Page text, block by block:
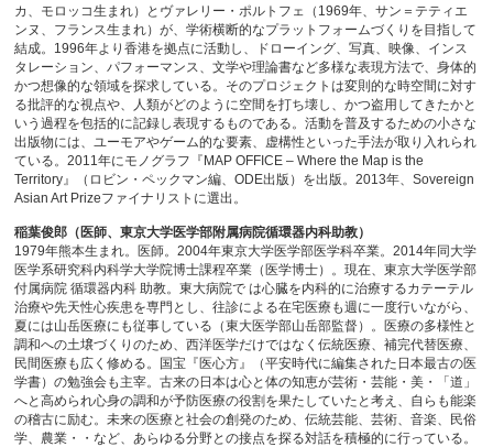
カ、モロッコ生まれ）とヴァレリー・ポルトフェ（1969年、サン＝テティエ
ンヌ、フランス生まれ）が、学術横断的なプラットフォームづくりを目指して
結成。1996年より香港を拠点に活動し、ドローイング、写真、映像、インス
タレーション、パフォーマンス、文学や理論書など多様な表現方法で、身体的
かつ想像的な領域を探求している。そのプロジェクトは変則的な時空間に対す
る批評的な視点や、人類がどのように空間を打ち壊し、かつ盗用してきたかと
いう過程を包括的に記録し表現するものである。活動を普及するための小さな
出版物には、ユーモアやゲーム的な要素、虚構性といった手法が取り入れられ
ている。2011年にモノグラフ『MAP OFFICE – Where the Map is the
Territory』（ロビン・ペックマン編、ODE出版）を出版。2013年、Sovereign
Asian Art Prizeファイナリストに選出。
稲葉俊郎（医師、東京大学医学部附属病院循環器内科助教）
1979年熊本生まれ。医師。2004年東京大学医学部医学科卒業。2014年同大学
医学系研究科内科学大学院博士課程卒業（医学博士）。現在、東京大学医学部
付属病院 循環器内科 助教。東大病院で は心臓を内科的に治療するカテーテル
治療や先天性心疾患を専門とし、往診による在宅医療も週に一度行いながら、
夏には山岳医療にも従事している（東大医学部山岳部監督）。医療の多様性と
調和への土壌づくりのため、西洋医学だけではなく伝統医療、補完代替医療、
民間医療も広く修める。国宝『医心方』（平安時代に編集された日本最古の医
学書）の勉強会も主宰。古来の日本は心と体の知恵が芸術・芸能・美・「道」
へと高められ心身の調和が予防医療の役割を果たしていたと考え、自らも能楽
の稽古に励む。未来の医療と社会の創発のため、伝統芸能、芸術、音楽、民俗
学、農業・・など、あらゆる分野との接点を探る対話を積極的に行っている。